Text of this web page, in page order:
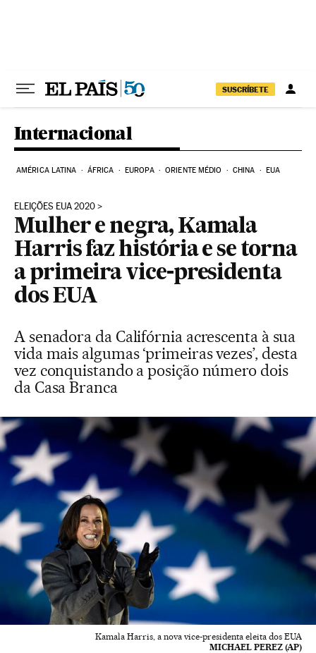
SUSCRÍBETE
Internacional
AMÉRICA LATINA ÁFRICA EUROPA ORIENTE MÉDIO CHINA EUA
ELEIÇÕES EUA 2020
Mulher e negra, Kamala
Harris faz história e se torna
a primeira vice-presidenta
dos EUA
A senadora da Califórnia acrescenta à sua
vida mais algumas ‘primeiras vezes’, desta
vez conquistando a posição número dois
da Casa Branca
Kamala Harris, a nova vice-presidenta eleita dos EUA
MICHAEL PEREZ (AP)